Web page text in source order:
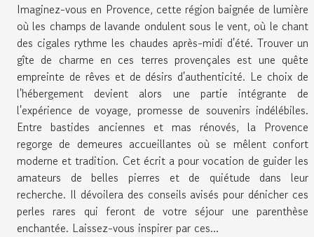
Imaginez-vous en Provence, cette région baignée de lumière
où les champs de lavande ondulent sous le vent, où le chant
des cigales rythme les chaudes après-midi d'été. Trouver un
gîte de charme en ces terres provençales est une quête
empreinte de rêves et de désirs d'authenticité. Le choix de
l'hébergement devient alors une partie intégrante de
l'expérience de voyage, promesse de souvenirs indélébiles.
Entre bastides anciennes et mas rénovés, la Provence
regorge de demeures accueillantes où se mêlent confort
moderne et tradition. Cet écrit a pour vocation de guider les
amateurs de belles pierres et de quiétude dans leur
recherche. Il dévoilera des conseils avisés pour dénicher ces
perles rares qui feront de votre séjour une parenthèse
enchantée. Laissez-vous inspirer par ces...